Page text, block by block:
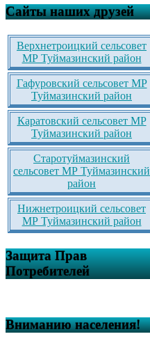
Сайты наших друзей
Верхнетроицкий сельсовет
МР Туймазинский район
Гафуровский сельсовет МР
Туймазинский район
Каратовский сельсовет МР
Туймазинский район
Старотуймазинский
сельсовет МР Туймазинский
район
Нижнетроицкий сельсовет
МР Туймазинский район
Защита Прав
Потребителей
Вниманию населения!